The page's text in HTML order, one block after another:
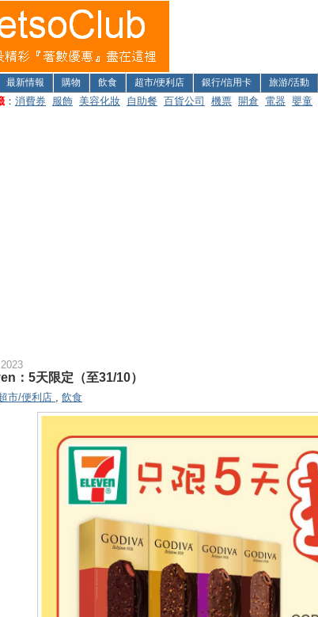
最新情報 購物 飲食 超市/便利店 銀行/信用卡 旅游/活動
： 消費券 服飾 美容化妝 自助餐 百貨公司 機票 開倉 電器 嬰童
：5天限定（至31/10）
市/便利店 , 飲食